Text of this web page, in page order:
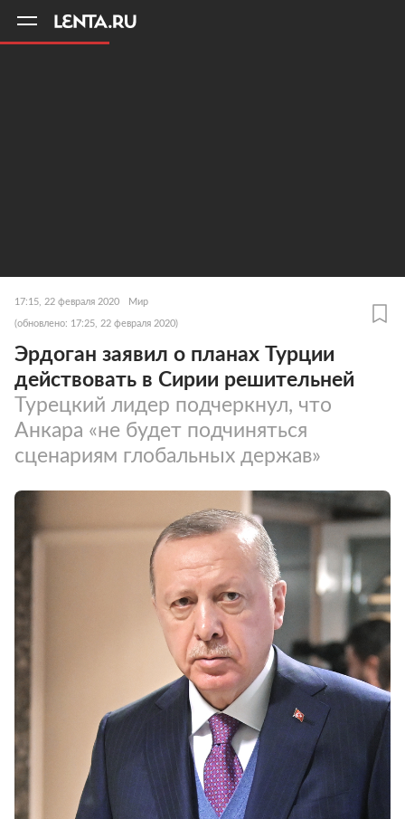
17:15, 22 февраля 2020 Мир
(обновлено: 17:25, 22 февраля 2020)
Эрдоган заявил о планах Турции
действовать в Сирии решительней
Турецкий лидер подчеркнул, что
Анкара «не будет подчиняться
сценариям глобальных держав»